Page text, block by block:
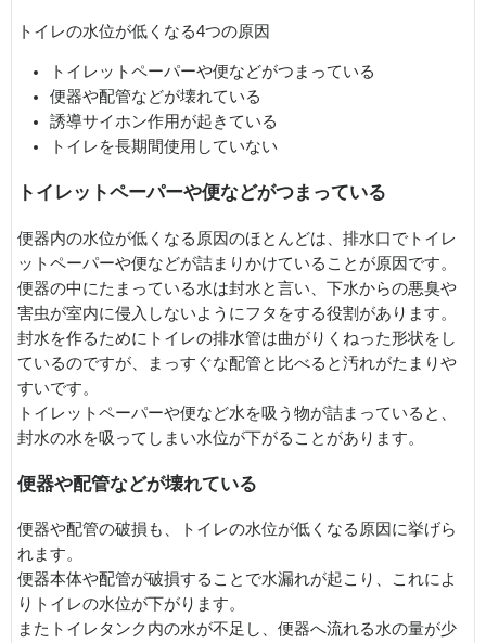
トイレの水位が低くなる4つの原因
トイレットペーパーや便などがつまっている
便器や配管などが壊れている
誘導サイホン作用が起きている
トイレを長期間使用していない
トイレットペーパーや便などがつまっている
便器内の水位が低くなる原因のほとんどは、排水口でトイレ
ットペーパーや便などが詰まりかけていることが原因です。
便器の中にたまっている水は封水と言い、下水からの悪臭や
害虫が室内に侵入しないようにフタをする役割があります。
封水を作るためにトイレの排水管は曲がりくねった形状をし
ているのですが、まっすぐな配管と比べると汚れがたまりや
すいです。
トイレットペーパーや便など水を吸う物が詰まっていると、
封水の水を吸ってしまい水位が下がることがあります。
便器や配管などが壊れている
便器や配管の破損も、トイレの水位が低くなる原因に挙げら
れます。
便器本体や配管が破損することで水漏れが起こり、これによ
りトイレの水位が下がります。
またトイレタンク内の水が不足し、便器へ流れる水の量が少